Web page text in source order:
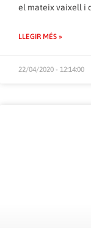
el mateix vaixell i
LLEGIR MÉS »
22/04/2020 - 12:14:00